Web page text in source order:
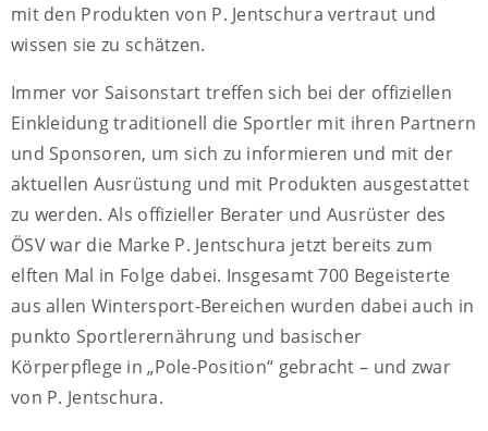
mit den Produkten von P. Jentschura vertraut und
wissen sie zu schätzen.
Immer vor Saisonstart treffen sich bei der offiziellen
Einkleidung traditionell die Sportler mit ihren Partnern
und Sponsoren, um sich zu informieren und mit der
aktuellen Ausrüstung und mit Produkten ausgestattet
zu werden. Als offizieller Berater und Ausrüster des
ÖSV war die Marke P. Jentschura jetzt bereits zum
elften Mal in Folge dabei. Insgesamt 700 Begeisterte
aus allen Wintersport-Bereichen wurden dabei auch in
punkto Sportlerernährung und basischer
Körperpflege in „Pole-Position“ gebracht – und zwar
von P. Jentschura.